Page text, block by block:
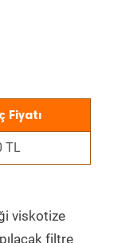
Fiyatı
TL
viskotize
filtre